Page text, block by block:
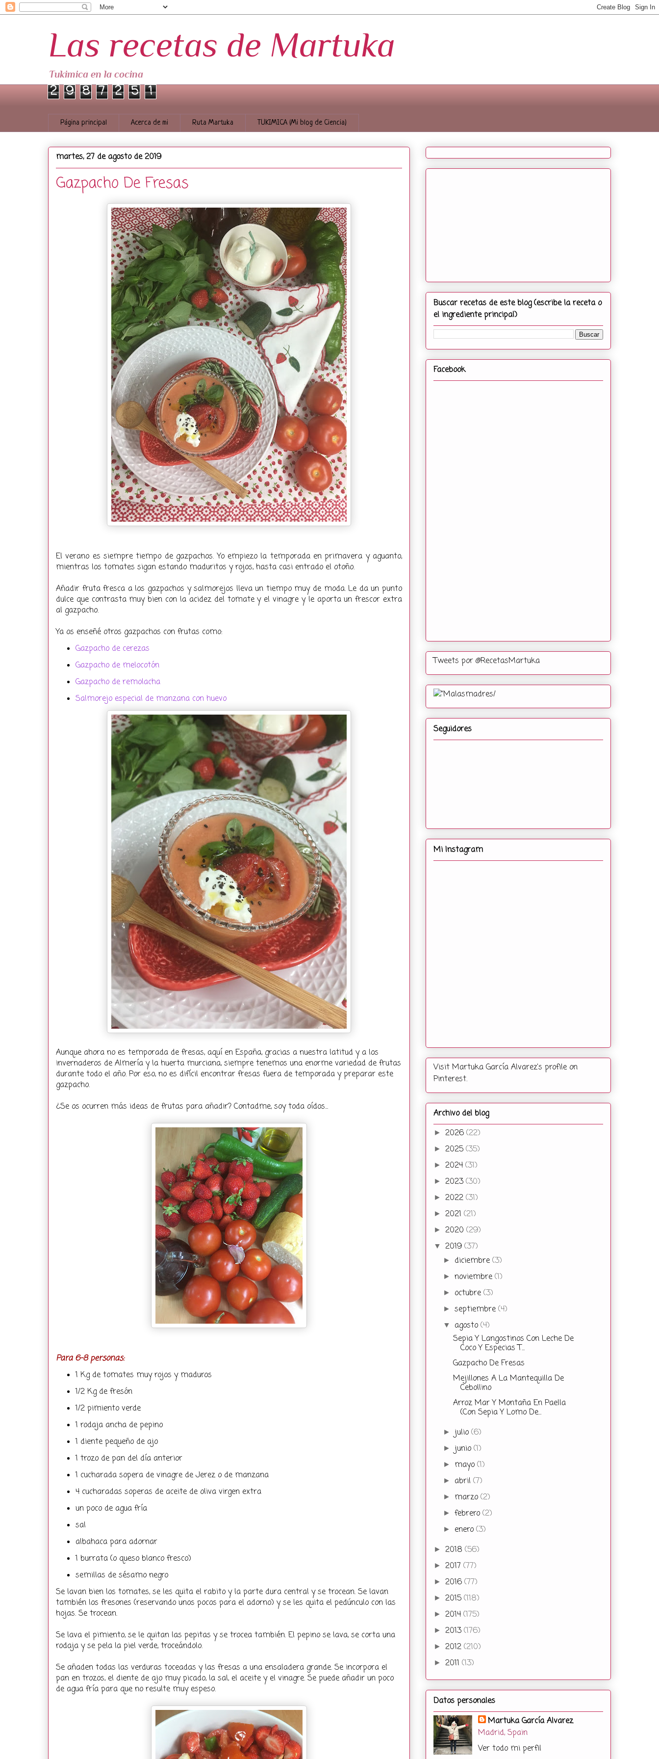
Las recetas de Martuka
Tukimica en la cocina
2 9 8 7 2 5 1
Página principal Acerca de mi Ruta Martuka TUKIMICA (Mi blog de Ciencia)
martes, 27 de agosto de 2019
Gazpacho De Fresas
El verano es siempre tiempo de gazpachos. Yo empiezo la temporada en primavera y aguanto,
mientras los tomates sigan estando maduritos y rojos, hasta casi entrado el otoño.
Añadir fruta fresca a los gazpachos y salmorejos lleva un tiempo muy de moda. Le da un punto
dulce que contrasta muy bien con la acidez del tomate y el vinagre y le aporta un frescor extra
al gazpacho.
Ya os enseñé otros gazpachos con frutas como:
Gazpacho de cerezas
Gazpacho de melocotón
Gazpacho de remolacha
Salmorejo especial de manzana con huevo
Aunque ahora no es temporada de fresas, aquí en España, gracias a nuestra latitud y a los
invernaderos de Almería y la huerta murciana, siempre tenemos una enorme variedad de frutas
durante todo el año. Por eso, no es difícil encontrar fresas fuera de temporada y preparar este
gazpacho.
¿Se os ocurren más ideas de frutas para añadir? Contadme, soy toda oídos...
Para 6-8 personas:
1 Kg de tomates muy rojos y maduros
1/2 Kg de fresón
1/2 pimiento verde
1 rodaja ancha de pepino
1 diente pequeño de ajo
1 trozo de pan del día anterior
1 cucharada sopera de vinagre de Jerez o de manzana
4 cucharadas soperas de aceite de oliva virgen extra
un poco de agua fría
sal
albahaca para adornar
1 burrata (o queso blanco fresco)
semillas de sésamo negro
Se lavan bien los tomates, se les quita el rabito y la parte dura central y se trocean. Se lavan
también los fresones (reservando unos pocos para el adorno) y se les quita el pedúnculo con las
hojas. Se trocean.
Se lava el pimiento, se le quitan las pepitas y se trocea también. El pepino se lava, se corta una
rodaja y se pela la piel verde, troceándolo.
Se añaden todas las verduras toceadas y las fresas a una ensaladera grande. Se incorpora el
pan en trozos, el diente de ajo muy picado, la sal, el aceite y el vinagre. Se puede añadir un poco
de agua fría para que no resulte muy espeso.
Buscar recetas de este blog (escribe la receta o
el ingrediente principal)
Facebook
Tweets por @RecetasMartuka
Seguidores
Mi Instagram
Visit Martuka García Alvarez's profile on
Pinterest.
Archivo del blog
► 2026 (22)
► 2025 (35)
► 2024 (31)
► 2023 (30)
► 2022 (31)
► 2021 (21)
► 2020 (29)
▼ 2019 (37)
► diciembre(3)
►noviembre(1)
► octubre(3)
►septiembre(4)
▼ agosto(4)
Sepia Y Langostinos Con Leche De
Coco Y Especias T...
Gazpacho De Fresas
Mejillones A La Mantequilla De
Cebollino
Arroz Mar Y Montaña En Paella
(Con Sepia Y Lomo De...
► julio(6)
► junio(1)
► mayo(1)
► abril(7)
► marzo(2)
►febrero(2)
► enero(3)
► 2018 (56)
► 2017 (77)
► 2016 (77)
► 2015 (118)
► 2014 (175)
► 2013 (176)
► 2012 (210)
► 2011 (13)
Datos personales
Martuka García Alvarez
Madrid, Spain
Ver todo mi perfil